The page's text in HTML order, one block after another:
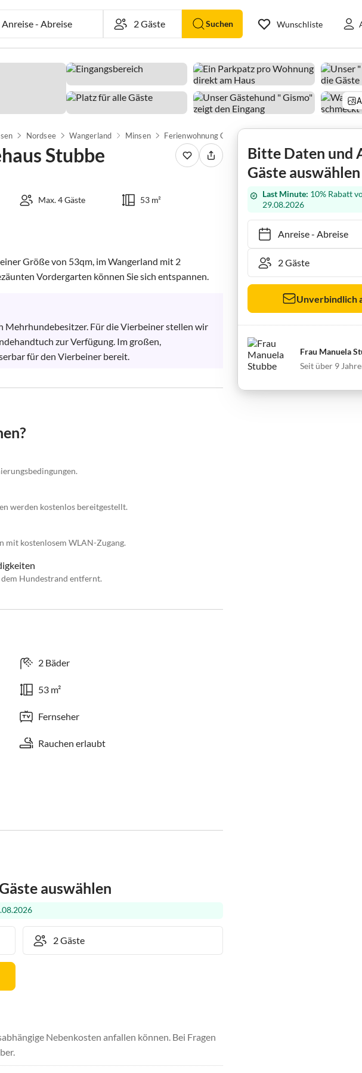
Anreise-Abreise Suchen Wunschliste
Nordsee Wangerland Minsen
Stubbe
Max. 4 Gäste 53 m²
Größe von 53qm, im Wangerland mit 2
Vordergarten können Sie sich entspannen.
Mehrhundebesitzer. Für die Vierbeiner stellen wir
zur Verfügung. Im großen,
für den Vierbeiner bereit.
werden kostenlos bereitgestellt.
mit kostenlosem WLAN-Zugang.
Hundestrand entfernt.
2 Bäder
53 m²
Fernseher
Rauchen erlaubt
auswählen
Nebenkosten anfallen können. Bei Fragen
Bitte Daten und
Gäste auswählen
Last Minute: 10% Rabatt
29.08.2026
Anreise- Abreise
Unverbindlich
Frau Manuela
Seit über 9